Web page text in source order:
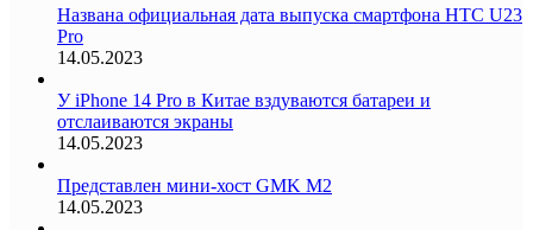
Названа официальная дата выпуска смартфона HTC U23
Pro
14.05.2023
У iPhone 14 Pro в Китае вздуваются батареи и
отслаиваются экраны
14.05.2023
Представлен мини-хост GMK M2
14.05.2023